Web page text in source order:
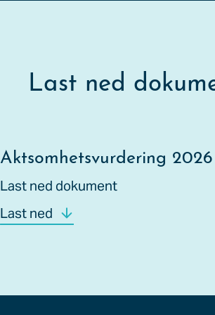
Last ned
Aktsomhetsvurdering 2026
Last ned dokument
Last ned